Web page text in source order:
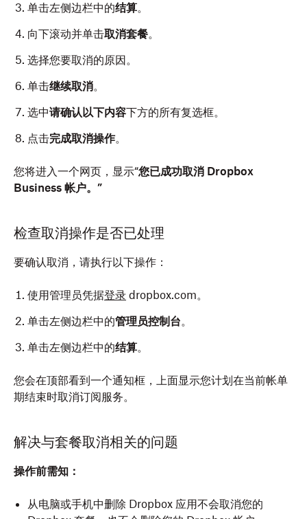
单击左侧边栏中的结算。
向下滚动并单击取消套餐。
选择您要取消的原因。
单击继续取消。
选中请确认以下内容下方的所有复选框。
点击完成取消操作。
您将进入一个网页，显示“您已成功取消 Dropbox
Business 帐户。”
检查取消操作是否已处理
要确认取消，请执行以下操作：
使用管理员凭据登录 dropbox.com。
单击左侧边栏中的管理员控制台。
单击左侧边栏中的结算。
您会在顶部看到一个通知框，上面显示您计划在当前帐单
期结束时取消订阅服务。
解决与套餐取消相关的问题
操作前需知：
从电脑或手机中删除 Dropbox 应用不会取消您的